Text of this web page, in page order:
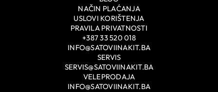
NAČIN PLAĆANJA
USLOVI KORIŠTENJA
PRAVILA PRIVATNOSTI
+387 33 520 018
INFO@SATOVIINAKIT.BA
SERVIS
SERVIS@SATOVIINAKIT.BA
VELEPRODAJA
INFO@SATOVIINAKIT.BA